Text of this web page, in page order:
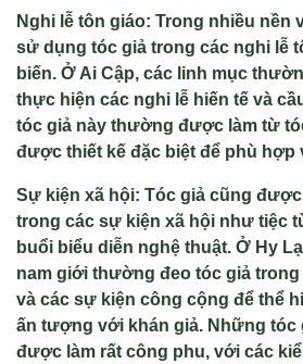
Nghi lễ tôn giáo: Trong nhiều nền
sử dụng tóc giả trong các nghi lễ
biến. Ở Ai Cập, các linh mục
thực hiện các nghi lễ hiến tế và
tóc giả này thường được làm từ
được thiết kế đặc biệt để phù hợp
Sự kiện xã hội: Tóc giả cũng
trong các sự kiện xã hội như tiệc
buổi biểu diễn nghệ thuật. Ở Hy
nam giới thường đeo tóc giả
và các sự kiện công cộng để thể
ấn tượng với khán giả. Những tóc
được làm rất công phu, với các